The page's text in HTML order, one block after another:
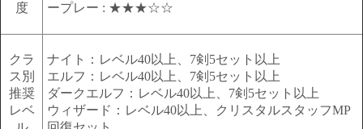
度
ープレー : ★★★☆☆
クラ
ス別
推奨
レベ
ナイト：レベル40以上、7剣5セット以上
エルフ：レベル40以上、7剣5セット以上
ダークエルフ：レベル40以上、7剣5セット以上
ウィザード：レベル40以上、クリスタルスタッフMP